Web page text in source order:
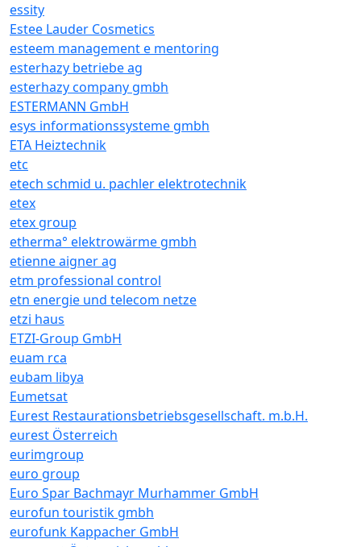
essity
Estee Lauder Cosmetics
esteem management e mentoring
esterhazy betriebe ag
esterhazy company gmbh
ESTERMANN GmbH
esys informationssysteme gmbh
ETA Heiztechnik
etc
etech schmid u. pachler elektrotechnik
etex
etex group
etherma° elektrowärme gmbh
etienne aigner ag
etm professional control
etn energie und telecom netze
etzi haus
ETZI-Group GmbH
euam rca
eubam libya
Eumetsat
Eurest Restaurationsbetriebsgesellschaft. m.b.H.
eurest Österreich
eurimgroup
euro group
Euro Spar Bachmayr Murhammer GmbH
eurofun touristik gmbh
eurofunk Kappacher GmbH